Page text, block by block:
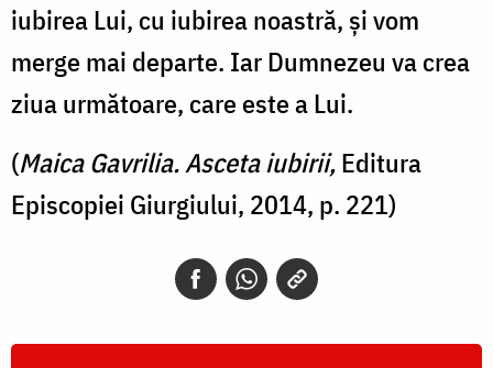
iubirea Lui, cu iubirea noastră, și vom
merge mai departe. Iar Dumnezeu va crea
ziua următoare, care este a Lui.
(Maica Gavrilia. Asceta iubirii,Editura
Episcopiei Giurgiului, 2014, p. 221)